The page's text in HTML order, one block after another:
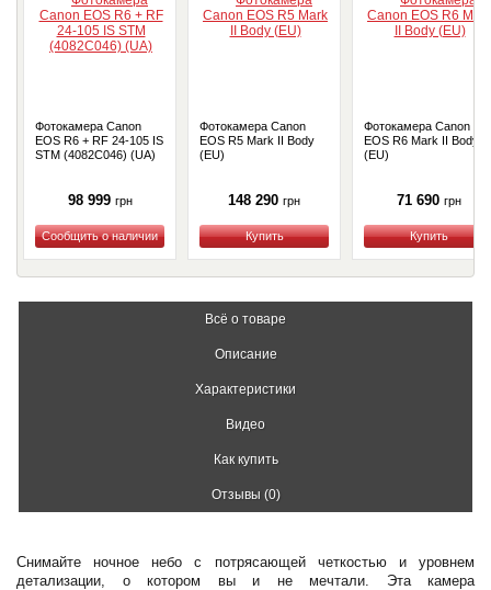
Фотокамера Canon
EOS R6 + RF 24-105 IS
STM (4082C046) (UA)
98 999 грн
Купить
Фотокамера Canon
EOS R5 Mark II Body
(EU)
148 290 грн
Купить
Фотокамера Canon
EOS R6 Mark II Body
(EU)
71 690 грн
Купить
Всё о товаре
Описание
Характеристики
Видео
Как купить
Отзывы (0)
Снимайте ночное небо с потрясающей четкостью и уровнем
детализации, о котором вы и не мечтали. Эта камера